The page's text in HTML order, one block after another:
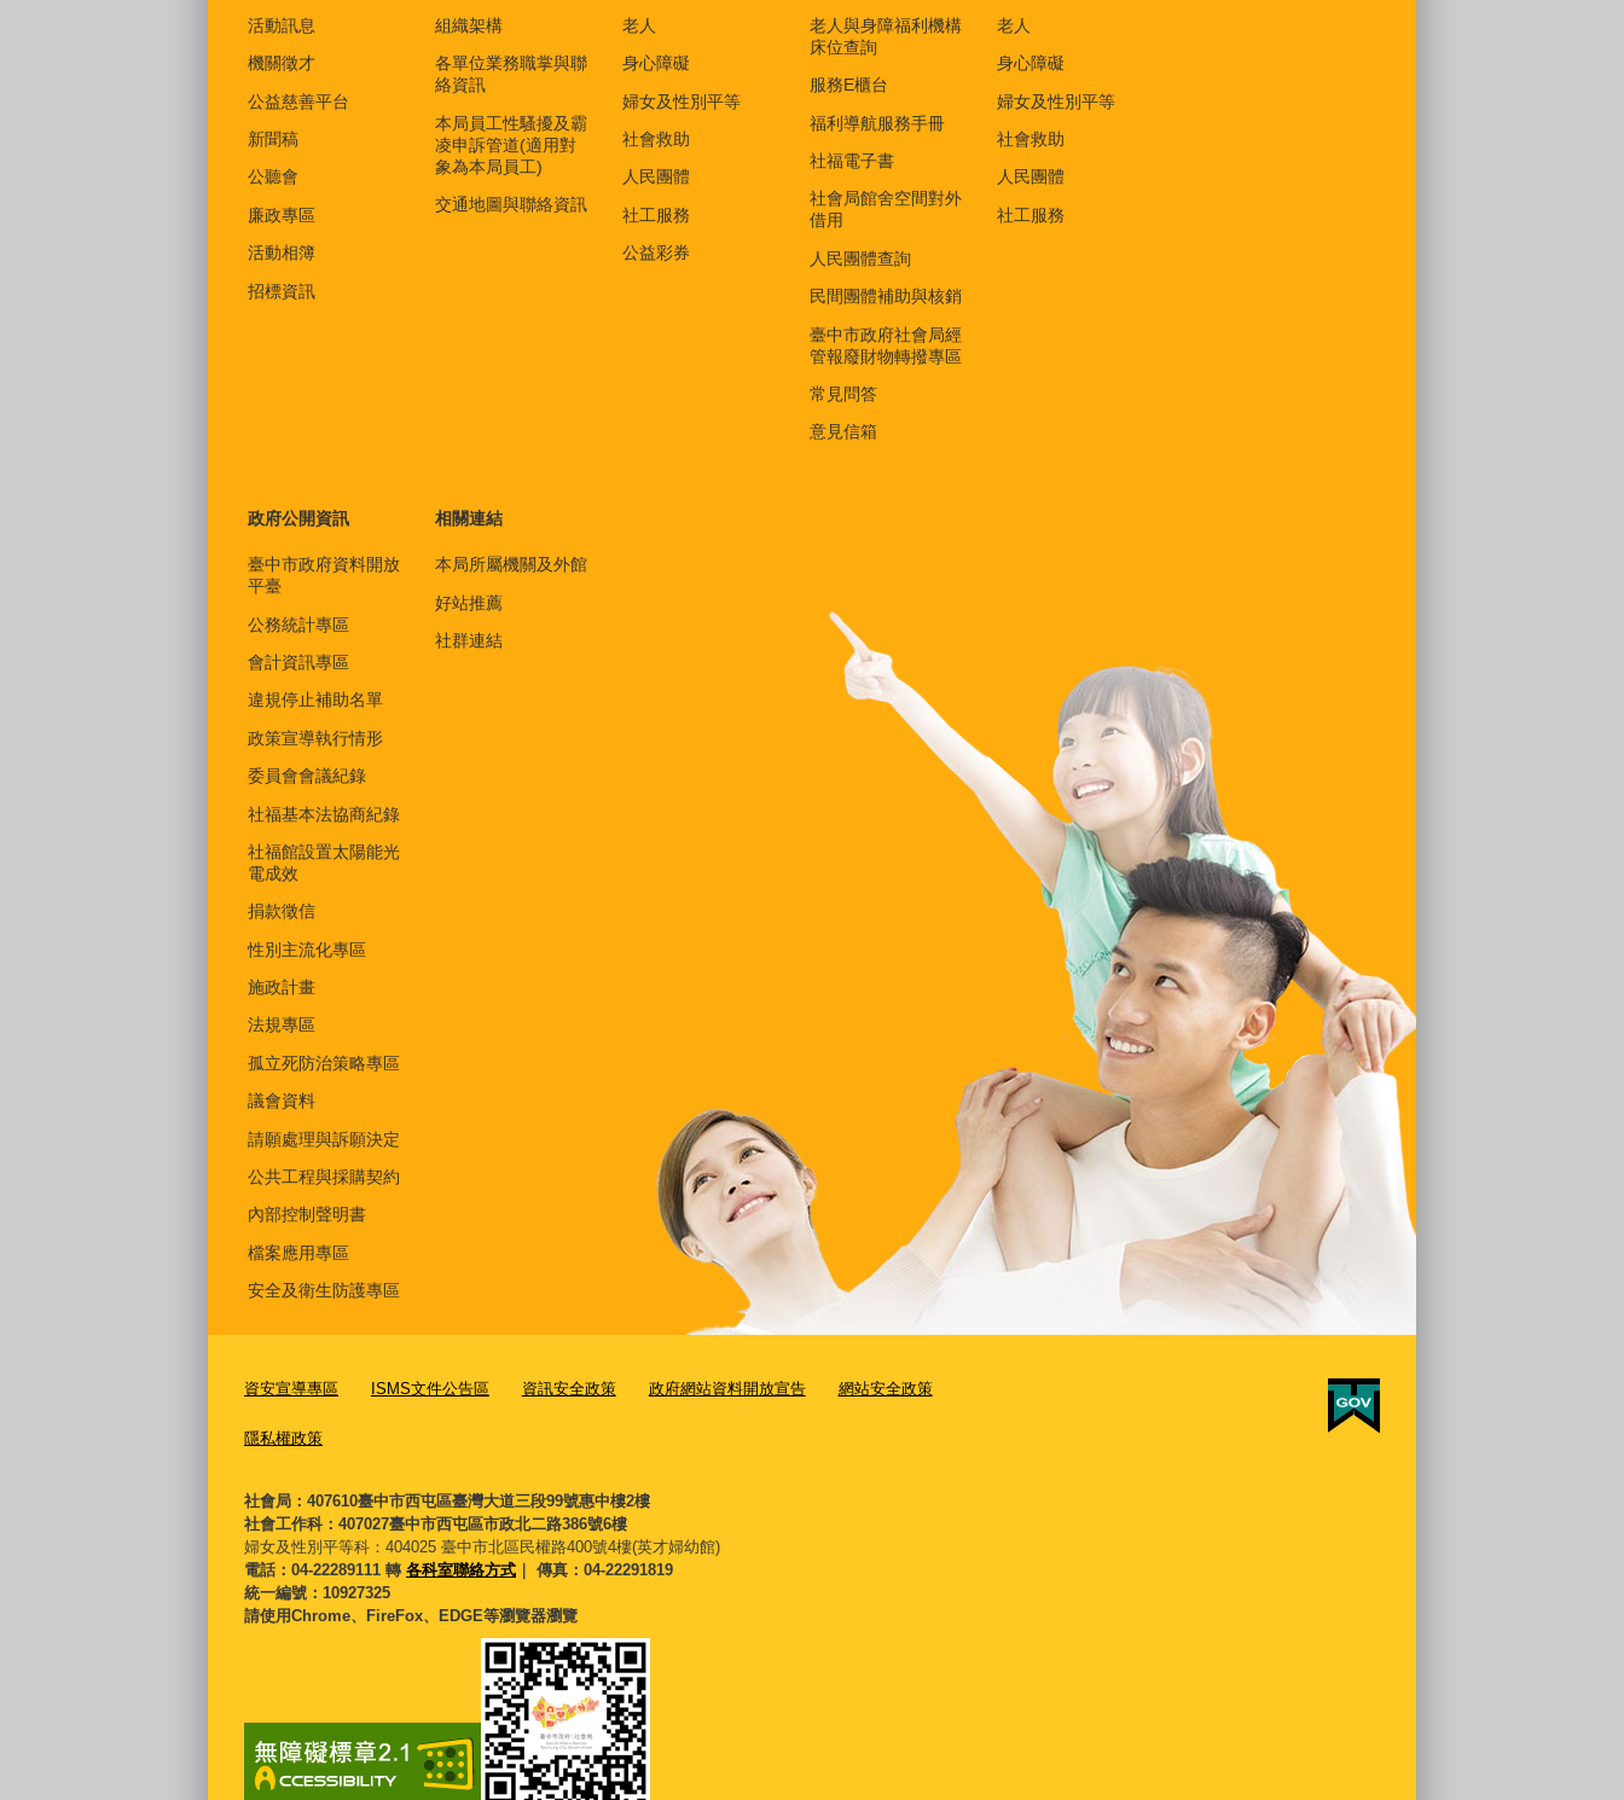
活動訊息
機關徵才
公益慈善平台
新聞稿
公聽會
廉政專區
活動相簿
招標資訊
組織架構
各單位業務職掌與聯
絡資訊
本局員工性騷擾及霸
凌申訴管道(適用對
象為本局員工)
交通地圖與聯絡資訊
老人
身心障礙
婦女及性別平等
社會救助
人民團體
社工服務
公益彩券
老人與身障福利機構
床位查詢
服務E櫃台
福利導航服務手冊
社福電子書
社會局館舍空間對外
借用
人民團體查詢
民間團體補助與核銷
臺中市政府社會局經
管報廢財物轉撥專區
常見問答
意見信箱
老人
身心障礙
婦女及性別平等
社會救助
人民團體
社工服務
政府公開資訊
臺中市政府資料開放
平臺
公務統計專區
會計資訊專區
違規停止補助名單
政策宣導執行情形
委員會會議紀錄
社福基本法協商紀錄
社福館設置太陽能光
電成效
捐款徵信
性別主流化專區
施政計畫
法規專區
孤立死防治策略專區
議會資料
請願處理與訴願決定
公共工程與採購契約
內部控制聲明書
檔案應用專區
安全及衛生防護專區
相關連結
本局所屬機關及外館
好站推薦
社群連結
資安宣導專區 ISMS文件公告區 資訊安全政策 政府網站資料開放宣告 網站安全政策
隱私權政策
社會局：407610臺中市西屯區臺灣大道三段99號惠中樓2樓
社會工作科：407027臺中市西屯區市政北二路386號6樓
婦女及性別平等科： 404025 臺中市北區民權路400號4樓(英才婦幼館)
電話：04-22289111 轉 各科室聯絡方式 ｜ 傳真：04-22291819
統一編號：10927325
請使用Chrome、FireFox、EDGE等瀏覽器瀏覽